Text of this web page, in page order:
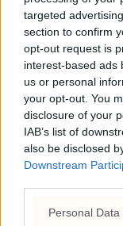
targeted
section to confirm
opt-out request is
interest-based ads
us or personal
your opt-out. You
disclosure of your
IAB’s list of
also be disclosed
Downstream
Personal
Pave
moten
Krig er på
tale der han
en
ANNONSE
ANNONSE